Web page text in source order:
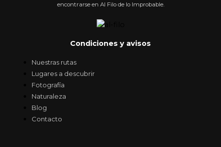
encontrarse en Al Filo de lo Improbable.
Condiciones y avisos
Nuestras rutas
Lugares a descubrir
Fotografía
Naturaleza
Blog
Contacto